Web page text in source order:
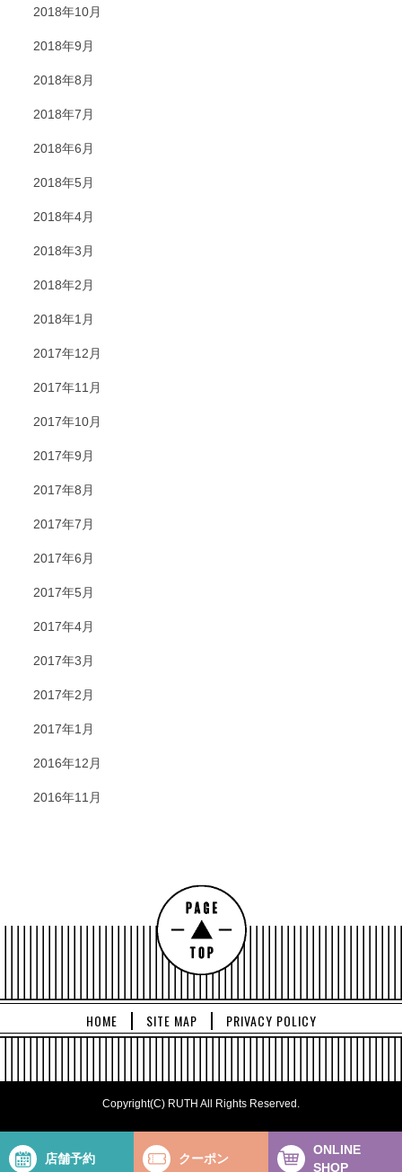
2018年10月
2018年9月
2018年8月
2018年7月
2018年6月
2018年5月
2018年4月
2018年3月
2018年2月
2018年1月
2017年12月
2017年11月
2017年10月
2017年9月
2017年8月
2017年7月
2017年6月
2017年5月
2017年4月
2017年3月
2017年2月
2017年1月
2016年12月
2016年11月
HOME SITE MAP PRIVACY POLICY
Copyright(C) RUTH All Rights Reserved.
店舗予約 クーポン
ONLINE
SHOP